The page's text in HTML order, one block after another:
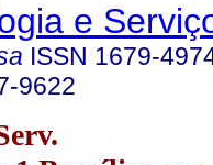
e
ISSN 1679-
9622